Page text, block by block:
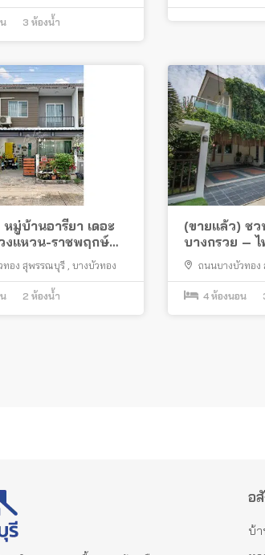
, ตลาดบางบัวทอง , ตลาด
บัวทอง , บางใหญ่
3 ห้องน้ำ
มู่บ้านอารียา เดอะ
งแหวน-ราชพฤกษ์
ทอง สุพรรณบุรี บางบัวทอง
2 ห้องน้ำ
(ขายแล้ว) ช
บางกรวย –
แปลงมุม
ถนนบางบัวทอ
4 ห้องนอน
อ
บ้า